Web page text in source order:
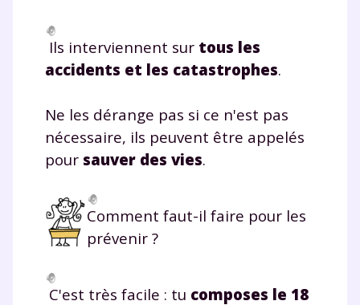
Ils interviennent sur tous les
accidents et les catastrophes.
Ne les dérange pas si ce n'est pas
nécessaire, ils peuvent être appelés
pour sauver des vies.
Comment faut-il faire pour les
prévenir ?
C'est très facile : tu composes le 18